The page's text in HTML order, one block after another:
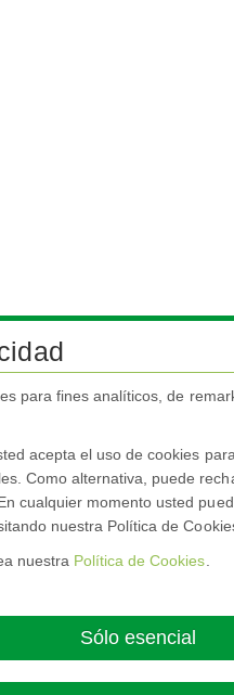
para fines analíticos, de
acepta el uso de cookies
Como alternativa, puede
cualquier momento usted
nuestra Política de
nuestra Política de Cookies
Sólo esencial